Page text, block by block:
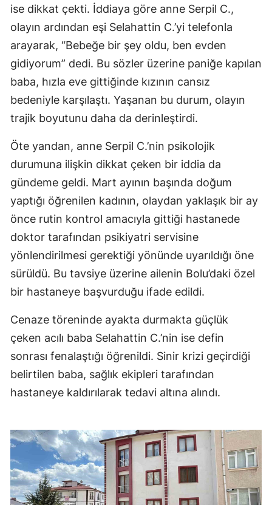
ise dikkat çekti. İddiaya göre anne Serpil C.,
olayın ardından eşi Selahattin C.’yi telefonla
arayarak, “Bebeğe bir şey oldu, ben evden
gidiyorum” dedi. Bu sözler üzerine paniğe kapılan
baba, hızla eve gittiğinde kızının cansız
bedeniyle karşılaştı. Yaşanan bu durum, olayın
trajik boyutunu daha da derinleştirdi.
Öte yandan, anne Serpil C.’nin psikolojik
durumuna ilişkin dikkat çeken bir iddia da
gündeme geldi. Mart ayının başında doğum
yaptığı öğrenilen kadının, olaydan yaklaşık bir ay
önce rutin kontrol amacıyla gittiği hastanede
doktor tarafından psikiyatri servisine
yönlendirilmesi gerektiği yönünde uyarıldığı öne
sürüldü. Bu tavsiye üzerine ailenin Bolu’daki özel
bir hastaneye başvurduğu ifade edildi.
Cenaze töreninde ayakta durmakta güçlük
çeken acılı baba Selahattin C.’nin ise defin
sonrası fenalaştığı öğrenildi. Sinir krizi geçirdiği
belirtilen baba, sağlık ekipleri tarafından
hastaneye kaldırılarak tedavi altına alındı.